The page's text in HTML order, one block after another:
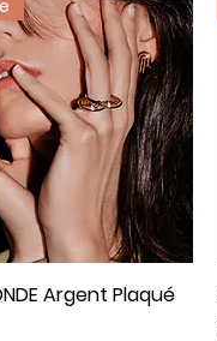
Aperçu rapide
Argent Plaqué